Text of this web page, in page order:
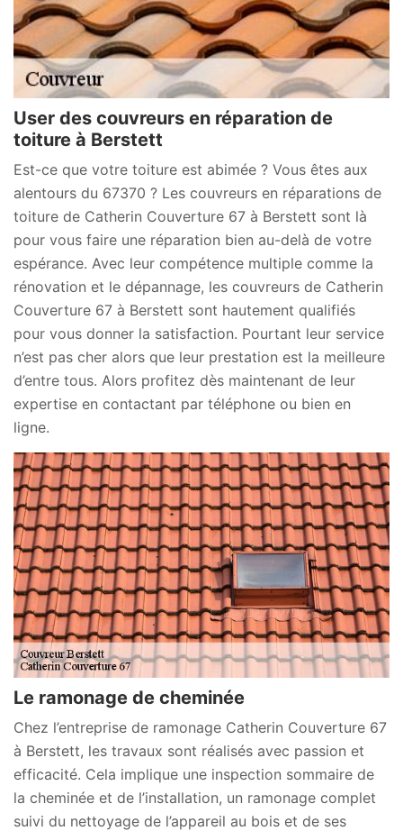
User des couvreurs en réparation de
toiture à Berstett
Est-ce que votre toiture est abimée ? Vous êtes aux
alentours du 67370 ? Les couvreurs en réparations de
toiture de Catherin Couverture 67 à Berstett sont là
pour vous faire une réparation bien au-delà de votre
espérance. Avec leur compétence multiple comme la
rénovation et le dépannage, les couvreurs de Catherin
Couverture 67 à Berstett sont hautement qualifiés
pour vous donner la satisfaction. Pourtant leur service
n’est pas cher alors que leur prestation est la meilleure
d’entre tous. Alors profitez dès maintenant de leur
expertise en contactant par téléphone ou bien en
ligne.
Le ramonage de cheminée
Chez l’entreprise de ramonage Catherin Couverture 67
à Berstett, les travaux sont réalisés avec passion et
efficacité. Cela implique une inspection sommaire de
la cheminée et de l’installation, un ramonage complet
suivi du nettoyage de l’appareil au bois et de ses